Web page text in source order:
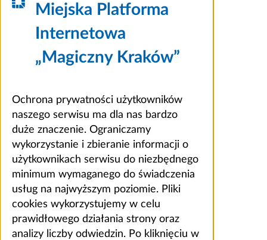
Miejska Platforma
Internetowa
„Magiczny Kraków”
Ochrona prywatności użytkowników
naszego serwisu ma dla nas bardzo
duże znaczenie. Ograniczamy
wykorzystanie i zbieranie informacji o
użytkownikach serwisu do niezbędnego
minimum wymaganego do świadczenia
usług na najwyższym poziomie. Pliki
cookies wykorzystujemy w celu
prawidłowego działania strony oraz
analizy liczby odwiedzin. Po kliknięciu w